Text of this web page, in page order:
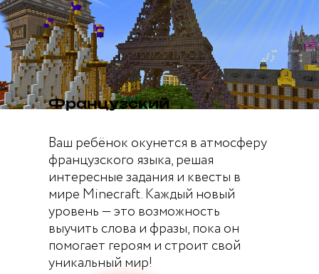
Французский
Ваш ребёнок окунется в атмосферу
французского языка, решая
интересные задания и квесты в
мире Minecraft. Каждый новый
уровень — это возможность
выучить слова и фразы, пока он
помогает героям и строит свой
уникальный мир!